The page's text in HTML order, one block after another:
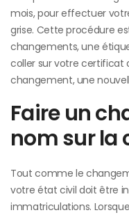
mois, pour effectuer
grise. Cette procédure
changements, une
coller sur votre certificat
changement, une
Faire un
nom sur la
Tout comme le
votre état civil doit être
immatriculations.